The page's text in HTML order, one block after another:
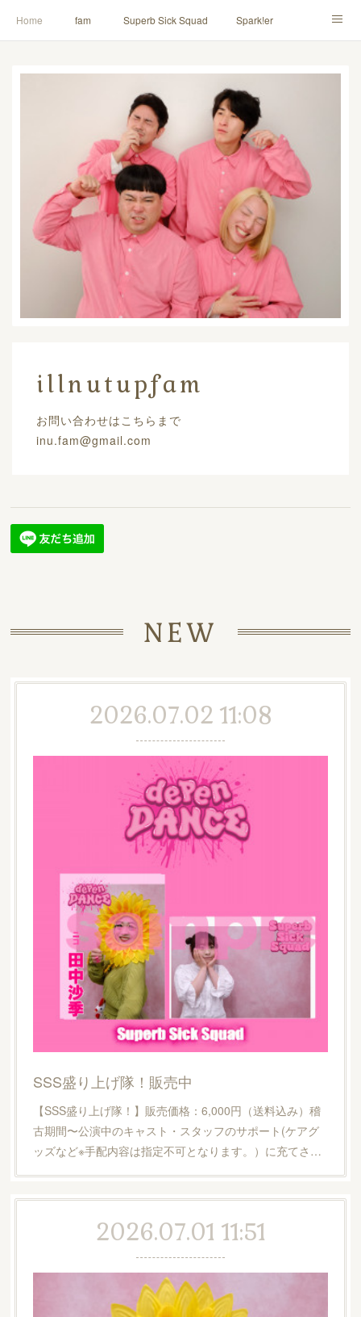
Home fam Superb Sick Squad Spark!er
TOMITA⭐️HAHAHA 喫茶デス。
AILE! シャウト！
イルナップ強化週間 「バカサワギ-High-」「ハッピ⇒ギャルマインド」
illnutupfam
お問い合わせはこちらまで
inu.fam@gmail.com
NEW
2026.07.02 11:08
SSS盛り上げ隊！販売中
【SSS盛り上げ隊！】販売価格：6,000円（送料込み）稽
古期間〜公演中のキャスト・スタッフのサポート(ケアグ
ッズなど※手配内容は指定不可となります。）に充てさ…
2026.07.01 11:51